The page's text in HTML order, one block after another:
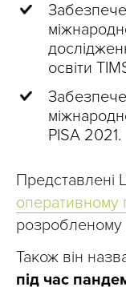
освіти
PISA 2021.
Представлені
розробленому
Також він
під час